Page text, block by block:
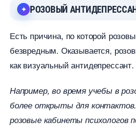
РОЗОВЫЙ
Есть причина, по которой
езвредным. Оказывается,
как визуальный антидепрессант.
Например, во время учебы в
олее открыты для
розовые кабинеты психологов